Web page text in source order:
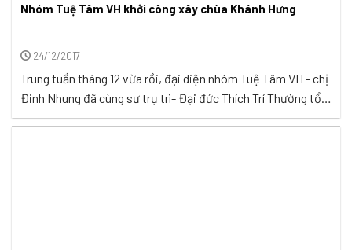
Nhóm Tuệ Tâm VH khởi công xây chùa Khánh Hưng
24/12/2017
Trung tuần tháng 12 vừa rồi, đại diện nhóm Tuệ Tâm VH - chị
Đinh Nhung đã cùng sư trụ trì- Đại đức Thích Trí Thường tổ
chức lễ khởi công xây chùa Khánh Hưng giai đoạn 1 tại xã